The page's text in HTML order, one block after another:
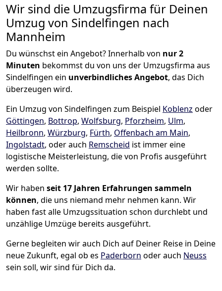
Wir sind die Umzugsfirma für Deinen
Umzug von Sindelfingen nach
Mannheim
Du wünschst ein Angebot? Innerhalb von nur 2
Minuten bekommst du von uns der Umzugsfirma aus
Sindelfingen ein unverbindliches Angebot, das Dich
überzeugen wird.
Ein Umzug von Sindelfingen zum Beispiel Koblenz oder
Göttingen, Bottrop, Wolfsburg, Pforzheim, Ulm,
Heilbronn, Würzburg, Fürth, Offenbach am Main,
Ingolstadt, oder auch Remscheid ist immer eine
logistische Meisterleistung, die von Profis ausgeführt
werden sollte.
Wir haben seit 17 Jahren Erfahrungen sammeln
können, die uns niemand mehr nehmen kann. Wir
haben fast alle Umzugssituation schon durchlebt und
unzählige Umzüge bereits ausgeführt.
Gerne begleiten wir auch Dich auf Deiner Reise in Deine
neue Zukunft, egal ob es Paderborn oder auch Neuss
sein soll, wir sind für Dich da.